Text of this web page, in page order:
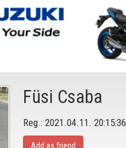
Füsi Csaba
Reg.: 2021.04.11. 20:15:36
Add as friend